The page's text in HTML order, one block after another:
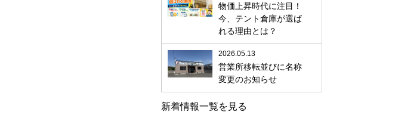
物価上昇時代に注目！
今、テント倉庫が選ば
れる理由とは？
2026.05.13
営業所移転並びに名称
変更のお知らせ
新着情報一覧を見る